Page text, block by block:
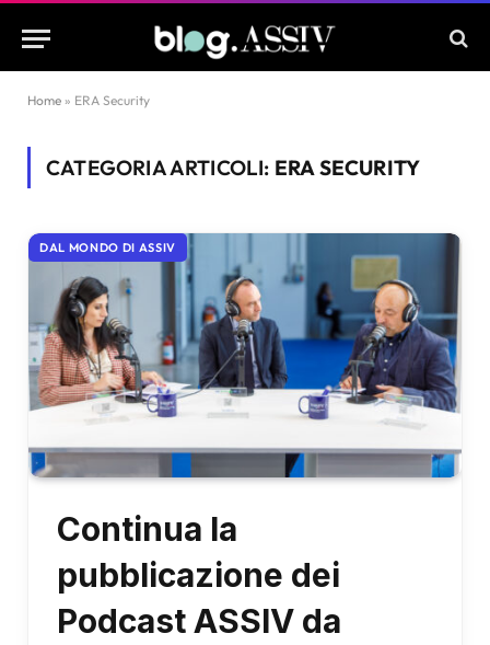
Home » ERA Security
CATEGORIA ARTICOLI: ERA SECURITY
DAL MONDO DI ASSIV
Continua la
pubblicazione dei
Podcast ASSIV da